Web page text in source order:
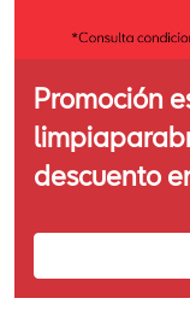
Promoción
descuento